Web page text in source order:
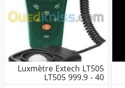
Luxmètre Extech LT505
LT505 999.9 - 40